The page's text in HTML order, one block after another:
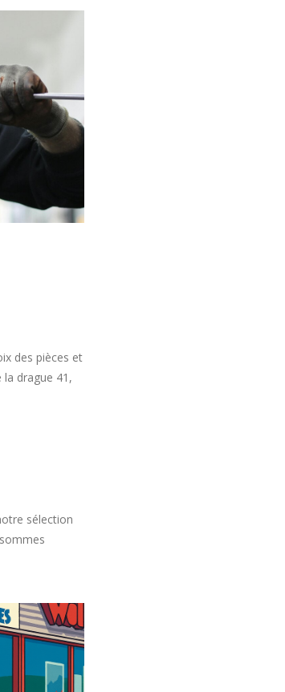
des pièces et
drague 41,
sélection